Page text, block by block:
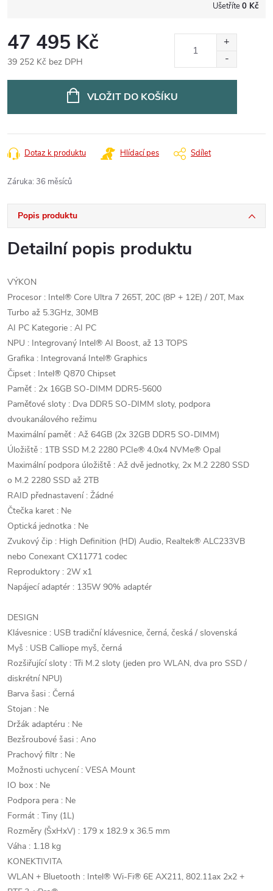
Ušetříte0 Kč
47 495 Kč
39 252 Kč bez DPH
VLOŽIT DO KOŠÍKU
Dotaz k produktu Hlídací pes Sdílet
Záruka: 36 měsíců
Popis produktu
Detailní popis produktu
VÝKON
Procesor : Intel® Core Ultra 7 265T, 20C (8P + 12E) / 20T, Max
Turbo až 5.3GHz, 30MB
AI PC Kategorie : AI PC
NPU : Integrovaný Intel® AI Boost, až 13 TOPS
Grafika : Integrovaná Intel® Graphics
Čipset : Intel® Q870 Chipset
Paměť : 2x 16GB SO-DIMM DDR5-5600
Paměťové sloty : Dva DDR5 SO-DIMM sloty, podpora
dvoukanálového režimu
Maximální paměť : Až 64GB (2x 32GB DDR5 SO-DIMM)
Úložiště : 1TB SSD M.2 2280 PCIe® 4.0x4 NVMe® Opal
Maximální podpora úložiště : Až dvě jednotky, 2x M.2 2280 SSD
o M.2 2280 SSD až 2TB
RAID přednastavení : Žádné
Čtečka karet : Ne
Optická jednotka : Ne
Zvukový čip : High Definition (HD) Audio, Realtek® ALC233VB
nebo Conexant CX11771 codec
Reproduktory : 2W x1
Napájecí adaptér : 135W 90% adaptér
DESIGN
Klávesnice : USB tradiční klávesnice, černá, česká / slovenská
Myš : USB Calliope myš, černá
Rozšiřující sloty : Tři M.2 sloty (jeden pro WLAN, dva pro SSD /
diskrétní NPU)
Barva šasi : Černá
Stojan : Ne
Držák adaptéru : Ne
Bezšroubové šasi : Ano
Prachový filtr : Ne
Možnosti uchycení : VESA Mount
IO box : Ne
Podpora pera : Ne
Formát : Tiny (1L)
Rozměry (ŠxHxV) : 179 x 182.9 x 36.5 mm
Váha : 1.18 kg
KONEKTIVITA
WLAN + Bluetooth : Intel® Wi-Fi® 6E AX211, 802.11ax 2x2 +